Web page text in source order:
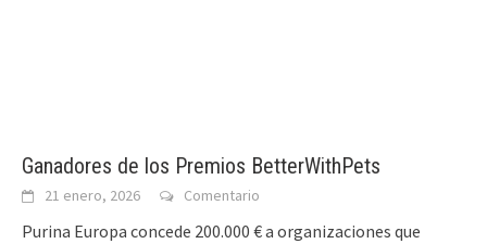
Ganadores de los Premios BetterWithPets
21 enero, 2026 Comentario
Purina Europa concede 200.000 € a organizaciones que